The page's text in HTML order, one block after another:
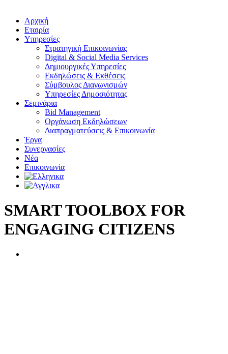
Αρχική
Εταιρία
Υπηρεσίες
Στρατηγική Επικοινωνίας
Digital & Social Media Services
Δημιουργικές Υπηρεσίες
Εκδηλώσεις & Εκθέσεις
Σύμβουλος Διαγωνισμών
Υπηρεσίες Δημοσιότητας
Σεμινάρια
Bid Management
Οργάνωση Εκδηλώσεων
Διαπραγματεύσεις & Επικοινωνία
Έργα
Συνεργασίες
Νέα
Επικοινωνία
SMART TOOLBOX FOR
ENGAGING CITIZENS